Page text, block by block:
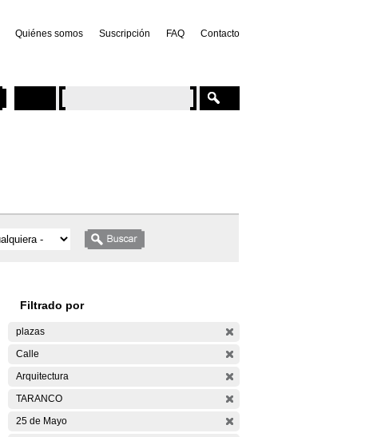
Quiénes somos Suscripción FAQ Contacto
Filtrado por
plazas
Calle
Arquitectura
TARANCO
25 de Mayo